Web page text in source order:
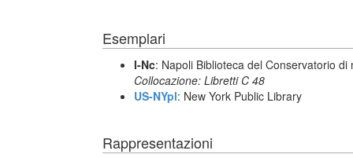
Esemplari
I-Nc: Napoli Biblioteca del Conservatorio
Collocazione: Libretti C 48
US-NYpl: New York Public Library
Rappresentazioni